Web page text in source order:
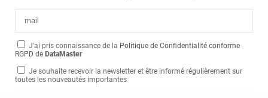
J'ai pris connaissance de la Politique de Confidentialité conforme
RGPD de DataMaster
Je souhaite recevoir la newsletter et être informé régulièrement sur
toutes les nouveautés importantes